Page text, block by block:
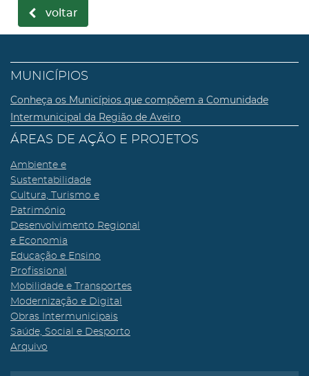
voltar
MUNICÍPIOS
Conheça os Municípios que compõem a Comunidade
Intermunicipal da Região de Aveiro
ÁREAS DE AÇÃO E PROJETOS
Ambiente e
Sustentabilidade
Cultura, Turismo e
Património
Desenvolvimento Regional
e Economia
Educação e Ensino
Profissional
Mobilidade e Transportes
Modernização e Digital
Obras Intermunicipais
Saúde, Social e Desporto
Arquivo